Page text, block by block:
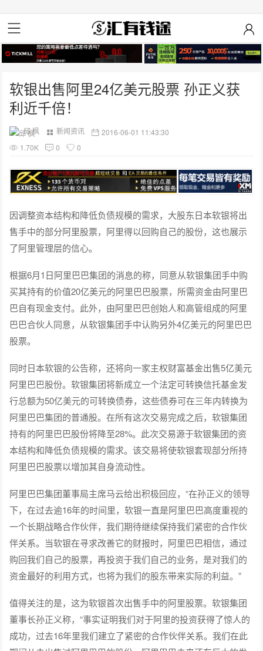
软银出售阿里24亿美元股票 孙正义获
利近千倍！
邱 枫 新闻资讯
2016-06-01 11:43:30
1.70K
0 0
因调整资本结构和降低负债规模的需求，大股东日本软银将出
售手中的部分阿里股票，阿里得以回购自己的股份，这也展示
了阿里管理层的信心。
根据6月1日阿里巴巴集团的消息的称，同意从软银集团手中购
买其持有的价值20亿美元的阿里巴巴股票，所需资金由阿里巴
巴自有现金支付。此外，由阿里巴巴创始人和高管组成的阿里
巴巴合伙人同意，从软银集团手中认购另外4亿美元的阿里巴巴
股票。
同时日本软银的公告称，还将向一家主权财富基金出售5亿美元
阿里巴巴股份。软银集团将新成立一个法定可转换信托基金发
行总额为50亿美元的可转换债券，这些债券可在三年内转换为
阿里巴巴集团的普通股。在所有这次交易完成之后，软银集团
持有的阿里巴巴股份将降至28%。此次交易源于软银集团的资
本结构和降低负债规模的需求。该交易将使软银套现部分所持
阿里巴巴股票以增加其自身流动性。
阿里巴巴集团董事局主席马云给出积极回应，“在孙正义的领导
下，在过去逾16年的时间里，软银一直是阿里巴巴高度重视的
一个长期战略合作伙伴，我们期待继续保持我们紧密的合作伙
伴关系。当软银在寻求改善它的财报时，阿里巴巴相信，通过
购回我们自己的股票，再投资于我们自己的业务，是对我们的
资金最好的利用方式，也将为我们的股东带来实际的利益。”
值得关注的是，这为软银首次出售手中的阿里股票。软银集团
董事长孙正义称，“事实证明我们对于阿里的投资获得了惊人的
成功，过去16年里我们建立了紧密的合作伙伴关系。我们在此